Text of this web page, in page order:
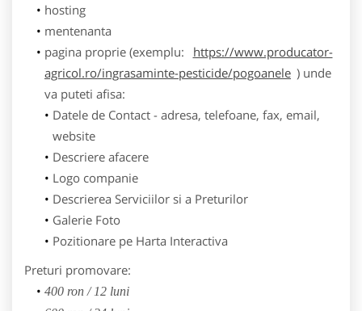
hosting
mentenanta
pagina proprie (exemplu:
https://www.producator-
agricol.ro/ingrasaminte-pesticide/pogoanele ) unde
va puteti afisa:
Datele de Contact - adresa, telefoane, fax, email,
website
Descriere afacere
Logo companie
Descrierea Serviciilor si a Preturilor
Galerie Foto
Pozitionare pe Harta Interactiva
Preturi promovare:
400 ron / 12 luni